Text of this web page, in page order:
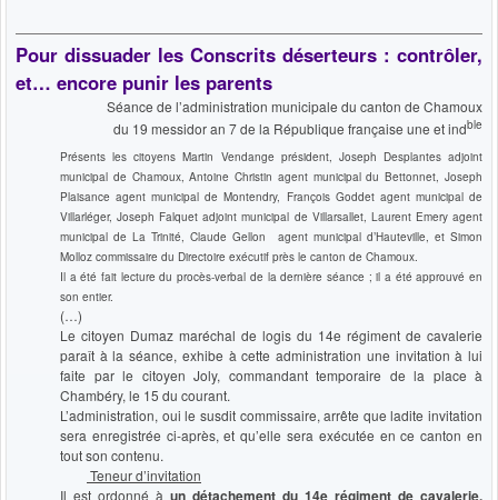
Pour dissuader les Conscrits déserteurs : contrôler,
et… encore punir les parents
Séance de l’administration municipale du canton de Chamoux
du 19 messidor an 7 de la République française une et indble
Présents les citoyens Martin Vendange président, Joseph Desplantes adjoint
municipal de Chamoux, Antoine Christin agent municipal du Bettonnet, Joseph
Plaisance agent municipal de Montendry, François Goddet agent municipal de
Villarléger, Joseph Falquet adjoint municipal de Villarsallet, Laurent Emery agent
municipal de La Trinité, Claude Gellon agent municipal d’Hauteville, et Simon
Molloz commissaire du Directoire exécutif près le canton de Chamoux.
Il a été fait lecture du procès-verbal de la dernière séance ; il a été approuvé en
son entier.
(…)
Le citoyen Dumaz maréchal de logis du 14e régiment de cavalerie
paraît à la séance, exhibe à cette administration une invitation à lui
faite par le citoyen Joly, commandant temporaire de la place à
Chambéry, le 15 du courant.
L’administration, oui le susdit commissaire, arrête que ladite invitation
sera enregistrée ci-après, et qu’elle sera exécutée en ce canton en
tout son contenu.
Teneur d’invitation
Il est ordonné à un détachement du 14e régiment de cavalerie,